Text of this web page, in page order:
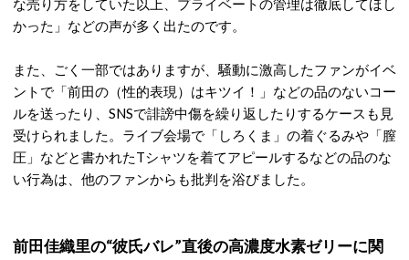
な売り方をしていた以上、プライベートの管理は徹底してほし
かった」などの声が多く出たのです。
また、
ごく一部ではありますが、騒動に激高したファンがイベ
ントで「前田の（性的表現）はキツイ！
」などの品のないコー
ルを送ったり、 SNSで誹謗中傷を繰り返したりするケースも見
受けられました。ライブ会場で「しろくま」の着ぐるみや「膣
圧」などと書かれたTシャツを着てアピールするなどの品のな
い行為は、他のファンからも批判を浴びました。
前田佳織里の“彼氏バレ”直後の高濃度水素ゼリーに関